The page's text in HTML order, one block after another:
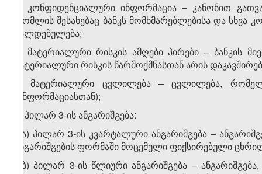
შ) კონფიდენციალური ინფორმაცია – კანონით
რომლის შესახებაც ბანკს მომხმარებლებისა და სხვა
ვალდებულება;
ჩ) მატერიალური რისკის ამღები პირები – ბანკის
მატერიალური რისკის წარმოქმნასთან არის
ც) მატერიალური ცვლილება – ცვლილება,
(ინფორმაციასთან);
ძ) პილარ 3-ის ანგარიშგება:
ძ.ა) პილარ 3-ის კვარტალური ანგარიშგება –
ანგარიშგების ფორმაში მოცემული ფიქსირებული
ძ.ბ) პილარ 3-ის წლიური ანგარიშგება –